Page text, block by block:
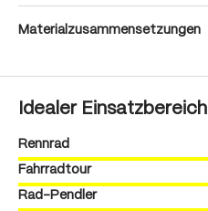
Materialzusammensetzungen
Idealer Einsatzbereich
Rennrad
Fahrradtour
Rad-Pendler